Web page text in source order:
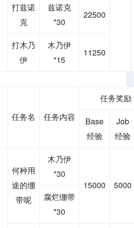
打兹诺
克
兹诺克
*30
22500
打木乃
伊
木乃伊
*15
11250
任务名 任务内容
任务奖励
Base
经验
Job
经验
何种用
途的绷
带呢
木乃伊
*30
15000
5000
腐烂绷带
*30